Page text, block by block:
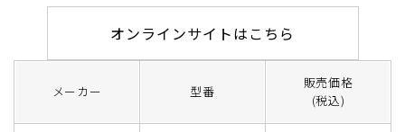
オンラインサイトはこちら
メーカー 型番
販売価格
(税込)